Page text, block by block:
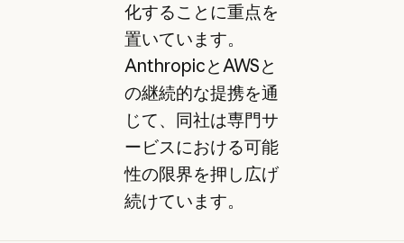
化することに重点を
置いています。
AnthropicとAWSと
の継続的な提携を通
じて、同社は専門サ
ービスにおける可能
性の限界を押し広げ
続けています。